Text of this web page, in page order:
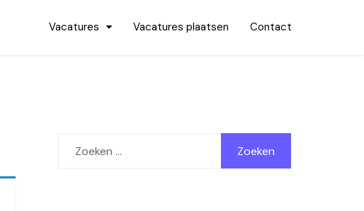
Vacatures Vacatures plaatsen Contact
naar: